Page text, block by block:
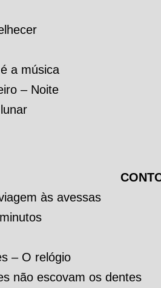
a música
– Noite
às avessas
– O relógio
não escovam os dentes